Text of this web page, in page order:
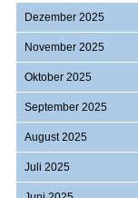
Dezember 2025
November 2025
Oktober 2025
September 2025
August 2025
Juli 2025